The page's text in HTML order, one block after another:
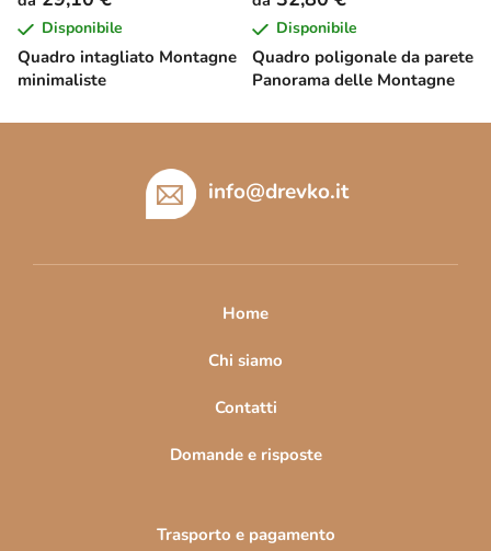
Quadro intagliato Montagne
minimaliste
Disponibile
Quadro poligonale da parete
Panorama delle Montagne
Disponibile
info@drevko.it
Home
Chi siamo
Contatti
Domande e risposte
Trasporto e pagamento